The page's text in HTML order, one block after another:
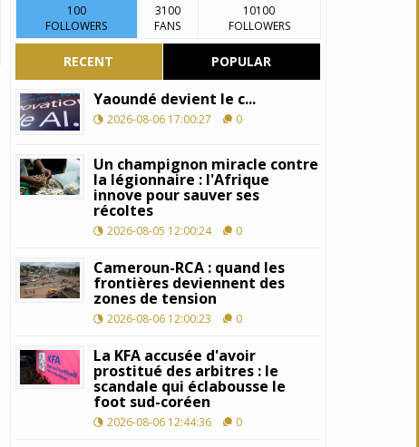
100
FOLLOWERS
3100
FANS
10100
FOLLOWERS
RECENT POPULAR
Yaoundé devient le c...
2026-08-06 17:00:27 0
Un champignon miracle contre
la légionnaire : l'Afrique
innove pour sauver ses
récoltes
2026-08-05 12:00:24 0
Cameroun-RCA : quand les
frontières deviennent des
zones de tension
2026-08-06 12:00:23 0
La KFA accusée d'avoir
prostitué des arbitres : le
scandale qui éclabousse le
foot sud-coréen
2026-08-06 12:44:36 0